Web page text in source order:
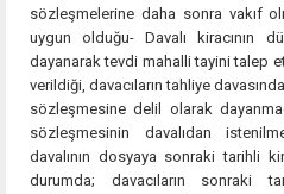
sözleşmelerine daha sonra vakıf
uygun olduğu- Davalı kiracının
dayanarak tevdi mahalli tayini talep
verildiği, davacıların tahliye
sözleşmesine delil olarak
sözleşmesinin davalıdan
davalının dosyaya sonraki tarihli
durumda; davacıların sonraki